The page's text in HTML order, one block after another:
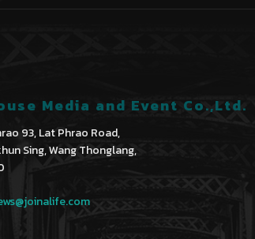
Media and Event Co.,Ltd.
93, Lat Phrao Road,
Sing, Wang Thonglang,